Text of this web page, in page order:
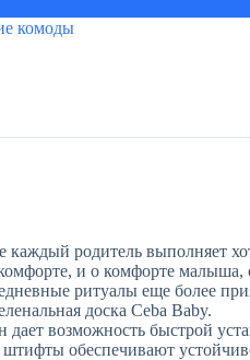
комоды
каждый родитель выполняет
и о комфорте малыша,
ритуалы еще более
доска Ceba Baby.
дает возможность быстрой
обеспечивают